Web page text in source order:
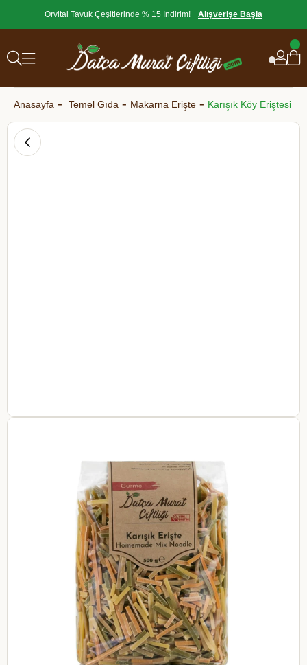
Orvital Tavuk Çeşitlerinde % 15 İndirim! Alışverişe Başla
Anasayfa Temel Gıda Makarna Erişte Karışık Köy Eriştesi